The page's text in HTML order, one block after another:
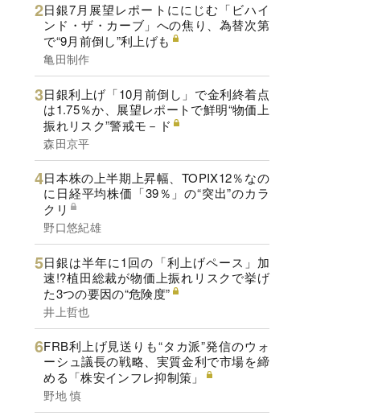
日銀7月展望レポートににじむ「ビハイ
ンド・ザ・カーブ」への焦り、為替次第
で“9月前倒し”利上げも
亀田制作
日銀利上げ「10月前倒し」で金利終着点
は1.75％か、展望レポートで鮮明“物価上
振れリスク”警戒モ－ド
森田京平
日本株の上半期上昇幅、TOPIX12％なの
に日経平均株価「39％」の“突出”のカラ
クリ
野口悠紀雄
日銀は半年に1回の「利上げペース」加
速!?植田総裁が物価上振れリスクで挙げ
た3つの要因の“危険度”
井上哲也
FRB利上げ見送りも“タカ派”発信のウォ
ーシュ議長の戦略、実質金利で市場を締
める「株安インフレ抑制策」
野地 慎